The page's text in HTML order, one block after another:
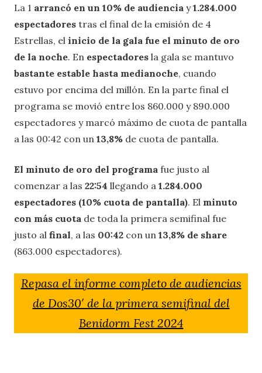
La 1 arrancó en un 10% de audiencia y1.284.000
espectadores tras el final de la emisión de 4
Estrellas, el inicio de la gala fue el minuto de oro
de la noche. En espectadores la gala se mantuvo
bastante estable hasta medianoche, cuando
estuvo por encima del millón. En la parte final el
programa se movió entre los 860.000 y 890.000
espectadores y marcó máximo de cuota de pantalla
a las 00:42 con un 13,8% de cuota de pantalla.
El minuto de oro del programa fue justo al
comenzar a las 22:54 llegando a 1.284.000
espectadores (10% cuota de pantalla). El minuto
con más cuota de toda la primera semifinal fue
justo al final, a las 00:42 con un 13,8% de share
(863.000 espectadores).
Repasa el informe completo de audiencias
de Dos30′ de la primera semifinal del
Benidorm Fest 2024